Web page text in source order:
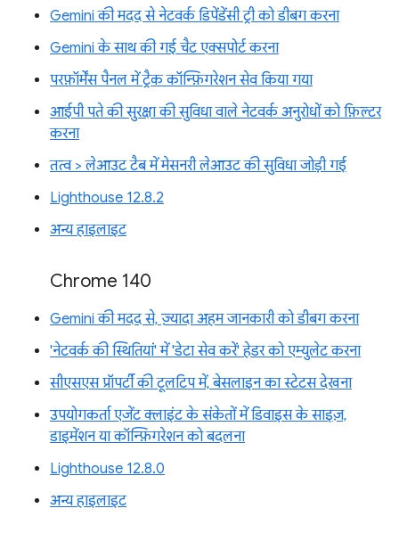
Gemini की मदद से नेटवर्क डिपेंडेंसी ट्री को डीबग करना
Gemini के साथ की गई चैट एक्सपोर्ट करना
परफ़ॉर्मेंस पैनल में ट्रैक कॉन्फ़िगरेशन सेव किया गया
आईपी पते की सुरक्षा की सुविधा वाले नेटवर्क अनुरोधों को फ़िल्टर
करना
तत्व > लेआउट टैब में मेसनरी लेआउट की सुविधा जोड़ी गई
Lighthouse 12.8.2
अन्य हाइलाइट
Chrome 140
Gemini की मदद से, ज़्यादा अहम जानकारी को डीबग करना
'नेटवर्क की स्थितियां' में 'डेटा सेव करें' हेडर को एम्युलेट करना
सीएसएस प्रॉपर्टी की टूलटिप में, बेसलाइन का स्टेटस देखना
उपयोगकर्ता एजेंट क्लाइंट के संकेतों में डिवाइस के साइज़,
डाइमेंशन या कॉन्फ़िगरेशन को बदलना
Lighthouse 12.8.0
अन्य हाइलाइट